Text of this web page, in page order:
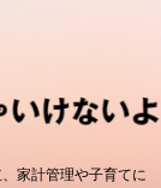
家計管理や子育てに